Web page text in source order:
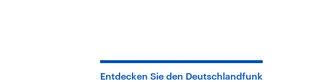
Entdecken Sie den Deutschlandfunk